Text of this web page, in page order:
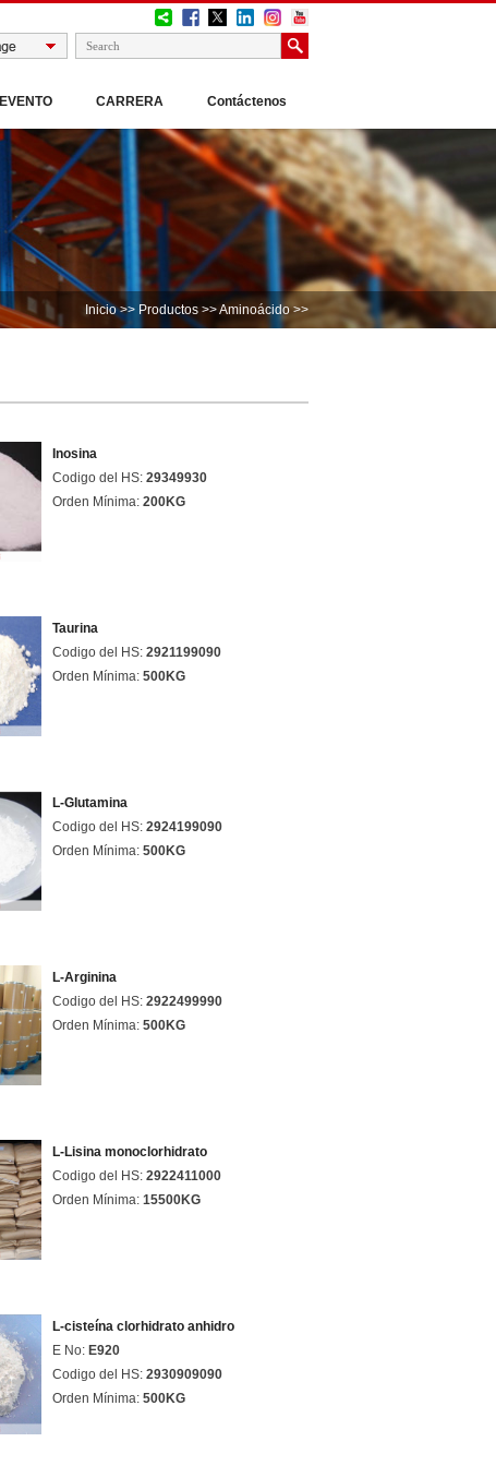
EVENTO CARRERA Contáctenos
Inicio>> Productos >>Aminoácido>>
Inosina
Codigo del HS: 29349930
Orden Mínima: 200KG
Taurina
Codigo del HS: 2921199090
Orden Mínima: 500KG
L-Glutamina
Codigo del HS: 2924199090
Orden Mínima: 500KG
L-Arginina
Codigo del HS: 2922499990
Orden Mínima: 500KG
L-Lisina monoclorhidrato
Codigo del HS: 2922411000
Orden Mínima: 15500KG
L-cisteína clorhidrato anhidro
E No: E920
Codigo del HS: 2930909090
Orden Mínima: 500KG